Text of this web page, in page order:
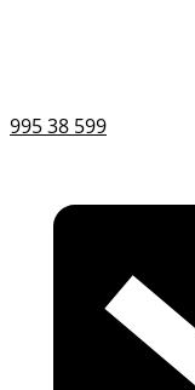
995 38 599